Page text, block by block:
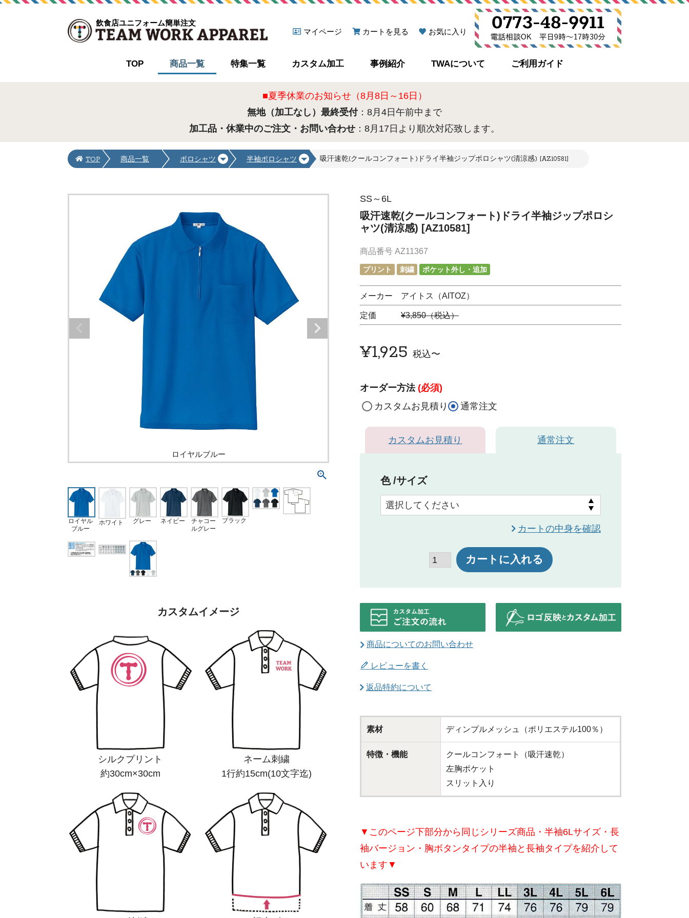
飲食店ユニフォーム簡単注文
マイページ
カートを見る お気に入り
TOP 商品一覧 特集一覧 カスタム加工 事例紹介 TWAについて ご利用ガイド
■夏季休業のお知らせ（8月8日～16日）
無地（加工なし）最終受付：8月4日午前中まで
加工品・休業中のご注文・お問い合わせ ：8月17日より順次対応致します。
TOP 商品一覧 ポロシャツ 半袖ポロシャツ 吸汗速乾(クールコンフォート)ドライ半袖ジップポロシャツ(清涼感) [AZ10581]
SS～6L
吸汗速乾(クールコンフォート)ドライ半袖ジップポロシ
ャツ(清涼感) [AZ10581]
商品番号 AZ11367
ロイヤルブルー
ロイヤル
ブルー
ホワイト グレー ネイビー
チャコー
ルグレー
ブラック
プリント 刺繍 ポケット外し・追加
メーカー アイトス（AITOZ）
定価 ¥3,850（税込）
¥1,925 税込〜
オーダー方法 (必須)
カスタムお見積り
通常注文
カスタムお見積り 通常注文
色 サイズ
カートの中身を確認
カートに入れる
商品についてのお問い合わせ
レビューを書く
返品特約について
素材 ディンプルメッシュ（ポリエステル100％）
特徴・機能
クールコンフォート（吸汗速乾）
左胸ポケット
スリット入り
▼このページ下部分から同じシリーズ商品・半袖6Lサイズ・長
袖バージョン・胸ボタンタイプの半袖と長袖タイプを紹介して
います▼
カスタムイメージ
シルクプリント
約30cm×30cm
ネーム刺繍
1行約15cm(10文字迄)